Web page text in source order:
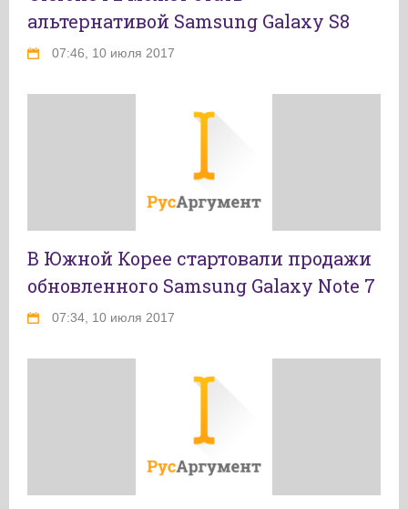
альтернативой Samsung Galaxy S8
07:46, 10 июля 2017
В Южной Корее стартовали продажи
обновленного Samsung Galaxy Note 7‍
07:34, 10 июля 2017